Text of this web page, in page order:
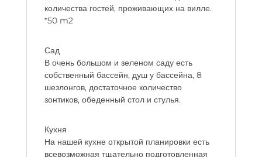
количества гостей, проживающих на вилле.
*50 m2
Сад
В очень большом и зеленом саду есть
собственный бассейн, душ у бассейна, 8
шезлонгов, достаточное количество
зонтиков, обеденный стол и стулья.
Кухня
На нашей кухне открытой планировки есть
всевозможная тщательно подготовленная